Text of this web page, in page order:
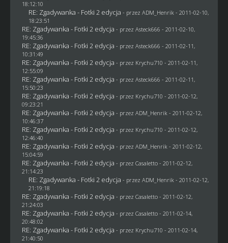
18:12:10
RE: Zgadywanka - Fotki 2 edycja - przez ADM_Henrik - 2011-02-10,
18:23:51
RE: Zgadywanka - Fotki 2 edycja - przez Asteck666 - 2011-02-10,
19:45:36
RE: Zgadywanka - Fotki 2 edycja - przez Asteck666 - 2011-02-11,
10:31:49
RE: Zgadywanka - Fotki 2 edycja - przez Krychu710 - 2011-02-11,
12:55:09
RE: Zgadywanka - Fotki 2 edycja - przez Asteck666 - 2011-02-11,
15:50:23
RE: Zgadywanka - Fotki 2 edycja - przez Krychu710 - 2011-02-12,
09:23:21
RE: Zgadywanka - Fotki 2 edycja - przez ADM_Henrik - 2011-02-12,
10:46:37
RE: Zgadywanka - Fotki 2 edycja - przez Krychu710 - 2011-02-12,
12:46:40
RE: Zgadywanka - Fotki 2 edycja - przez ADM_Henrik - 2011-02-12,
15:04:59
RE: Zgadywanka - Fotki 2 edycja - przez Casaletto- 2011-02-12,
21:14:23
RE: Zgadywanka - Fotki 2 edycja - przez ADM_Henrik - 2011-02-12,
21:19:18
RE: Zgadywanka - Fotki 2 edycja - przez Casaletto- 2011-02-12,
21:24:03
RE: Zgadywanka - Fotki 2 edycja - przez Casaletto- 2011-02-14,
20:48:02
RE: Zgadywanka - Fotki 2 edycja - przez Krychu710 - 2011-02-14,
21:40:50